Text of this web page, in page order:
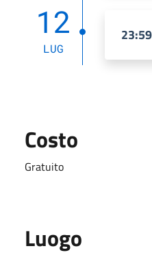
12
LUG
Costo
Gratuito
Luogo